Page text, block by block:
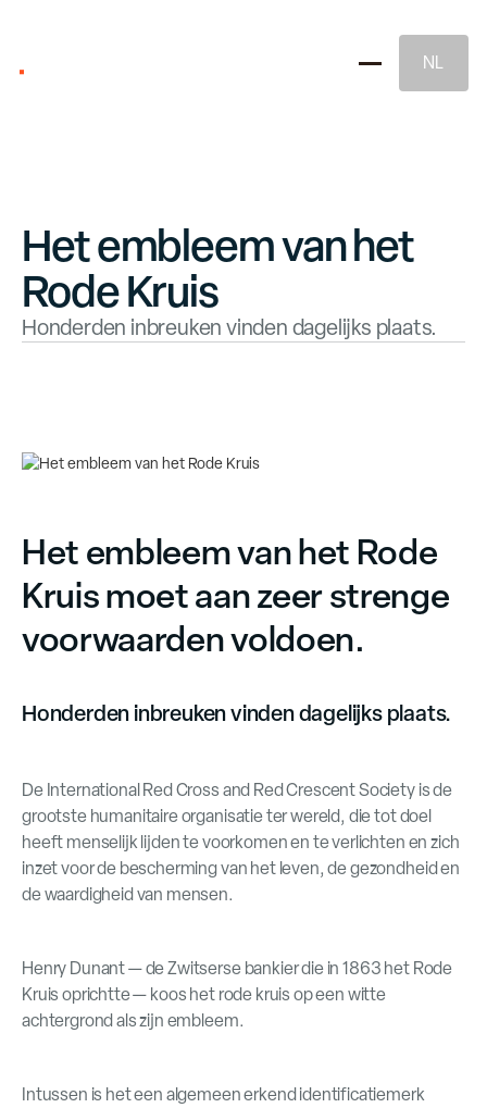
Merkstrategie
Juridische Merkbescherming
NL
Het embleem van het
Rode Kruis
Honderden inbreuken vinden dagelijks plaats.
Het embleem van het Rode
Kruis moet aan zeer strenge
voorwaarden voldoen.
Honderden inbreuken vinden dagelijks plaats.
De International Red Cross and Red Crescent Society is de
grootste humanitaire organisatie ter wereld, die tot doel
heeft menselijk lijden te voorkomen en te verlichten en zich
inzet voor de bescherming van het leven, de gezondheid en
de waardigheid van mensen.
Henry Dunant — de Zwitserse bankier die in 1863 het Rode
Kruis oprichtte — koos het rode kruis op een witte
achtergrond als zijn embleem.
Intussen is het een algemeen erkend identificatiemerk